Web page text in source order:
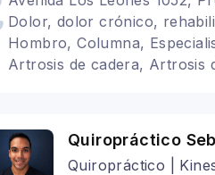
Dolor, dolor crónico,
Hombro, Columna,
Artrosis de cadera, Artrosis
Quiropráctico
Quiropráctico |